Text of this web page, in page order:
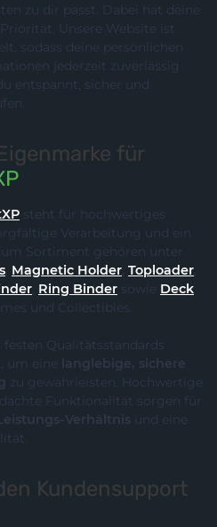
zu dir passt. Dabei hat deine
Website ist
sodass deine persönlichen
zuverlässig
entspannt, sicher und
für
steht für hochwertiges
Verarbeitung und ein
Sortiment gehören unter
, Magnetic Holder, Toploader,
, Ring Binder sowie Deck
und Collectibles.
Qualitätsstandards
um eine langlebige, sichere
zu gewährleisten. Hochwertige
Funktionalität sorgen für
Verhältnis und eine
Kundensupport